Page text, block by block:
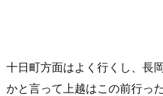
十日町方面はよく行くし、長
かと言って上越はこの前行っ